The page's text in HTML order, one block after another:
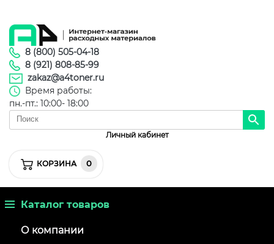
8 (800) 505-04-18
8 (921) 808-85-99
zakaz@a4toner.ru
Время работы:
пн.-пт.: 10:00- 18:00
Личный кабинет
КОРЗИНА 0
Каталог товаров
О компании